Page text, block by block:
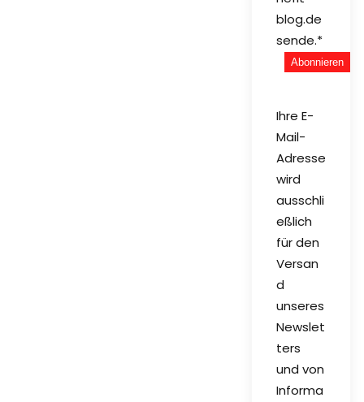
blog.de
sende.*
Ihre E-
Mail-
Adresse
wird
ausschli
eßlich
für den
Versan
d
unseres
Newslet
ters
und von
Informa